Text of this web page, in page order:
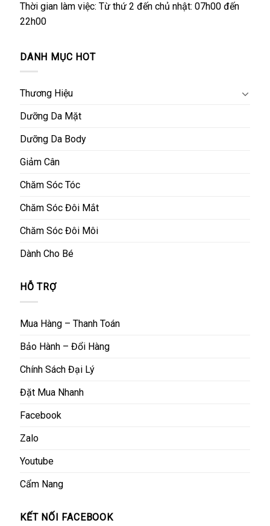
Thời gian làm việc: Từ thứ 2 đến chủ nhật: 07h00 đến
22h00
DANH MỤC HOT
Thương Hiệu
Dưỡng Da Mặt
Dưỡng Da Body
Giảm Cân
Chăm Sóc Tóc
Chăm Sóc Đôi Mắt
Chăm Sóc Đôi Môi
Dành Cho Bé
HỖ TRỢ
Mua Hàng – Thanh Toán
Bảo Hành – Đổi Hàng
Chính Sách Đại Lý
Đặt Mua Nhanh
Facebook
Zalo
Youtube
Cẩm Nang
KẾT NỐI FACEBOOK